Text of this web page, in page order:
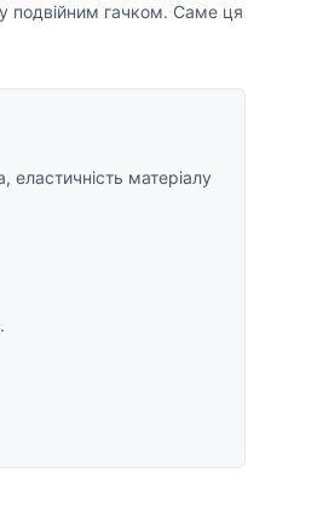
подвійним гачком. Саме ця
матеріалу